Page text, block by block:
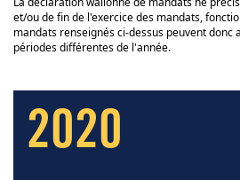
et/ou de fin de l'exercice des mandats,
mandats renseignés ci-dessus peuvent donc
périodes différentes de l'année.
2020